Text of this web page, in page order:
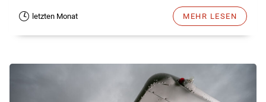
letzten Monat MEHR LESEN